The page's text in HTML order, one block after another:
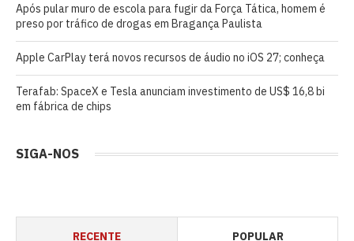
Após pular muro de escola para fugir da Força Tática, homem é
preso por tráfico de drogas em Bragança Paulista
Apple CarPlay terá novos recursos de áudio no iOS 27; conheça
Terafab: SpaceX e Tesla anunciam investimento de US$ 16,8 bi
em fábrica de chips
SIGA-NOS
RECENTE POPULAR